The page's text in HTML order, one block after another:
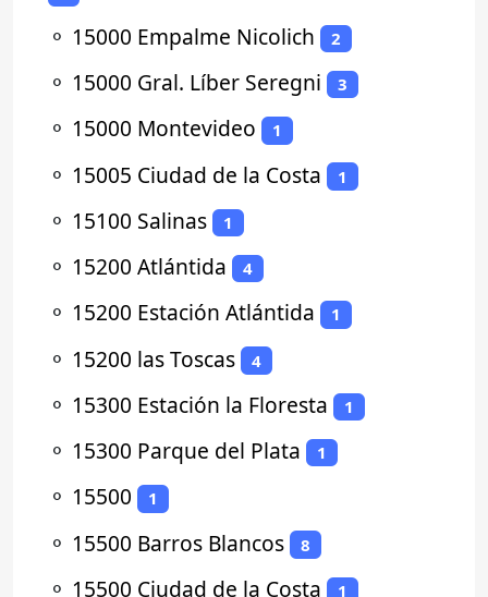
⚬ 15000 Empalme Nicolich 2
⚬ 15000 Gral. Líber Seregni 3
⚬ 15000 Montevideo 1
⚬ 15005 Ciudad de la Costa 1
⚬ 15100 Salinas 1
⚬ 15200 Atlántida 4
⚬ 15200 Estación Atlántida 1
⚬ 15200 las Toscas 4
⚬ 15300 Estación la Floresta 1
⚬ 15300 Parque del Plata 1
⚬ 15500 1
⚬ 15500 Barros Blancos 8
⚬ 15500 Ciudad de la Costa 1